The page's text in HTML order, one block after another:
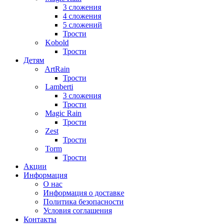
3 сложения
4 сложения
5 сложений
Трости
Kobold
Трости
Детям
ArtRain
Трости
Lamberti
3 сложения
Трости
Magic Rain
Трости
Zest
Трости
Torm
Трости
Акции
Информация
О нас
Информация о доставке
Политика безопасности
Условия соглашения
Контакты